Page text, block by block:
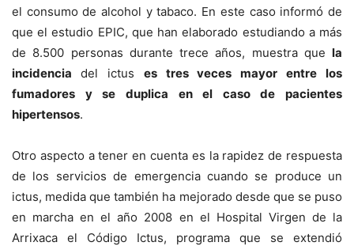
el consumo de alcohol y tabaco. En este caso informó de
que el estudio EPIC, que han elaborado estudiando a más
de 8.500 personas durante trece años, muestra que la
incidencia del ictus es tres veces mayor entre los
fumadores y se duplica en el caso de pacientes
hipertensos.
Otro aspecto a tener en cuenta es la rapidez de respuesta
de los servicios de emergencia cuando se produce un
ictus, medida que también ha mejorado desde que se puso
en marcha en el año 2008 en el Hospital Virgen de la
Arrixaca el Código Ictus, programa que se extendió